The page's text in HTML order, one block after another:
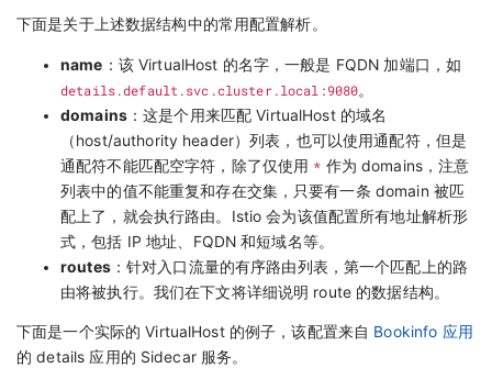
下面是关于上述数据结构中的常用配置解析。
name ：该 VirtualHost 的名字，一般是 FQDN 加端口，如
details.default.svc.cluster.local:9080。
domains：这是个用来匹配 VirtualHost 的域名
（host/authority header）列表，也可以使用通配符，但是
通配符不能匹配空字符，除了仅使用 * 作为 domains，注意
列表中的值不能重复和存在交集，只要有一条 domain 被匹
配上了，就会执行路由。Istio 会为该值配置所有地址解析形
式，包括 IP 地址、FQDN 和短域名等。
routes：针对入口流量的有序路由列表，第一个匹配上的路
由将被执行。我们在下文将详细说明 route 的数据结构。
下面是一个实际的 VirtualHost 的例子，该配置来自 Bookinfo 应用
的 details 应用的 Sidecar 服务。